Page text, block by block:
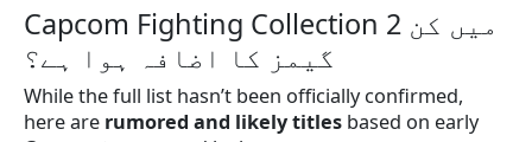
Capcom Fighting Collection 2 میں کن
گیمز کا اضافہ ہوا ہے؟
While the full list hasn’t been officially confirmed,
here are rumored and likely titles based on early